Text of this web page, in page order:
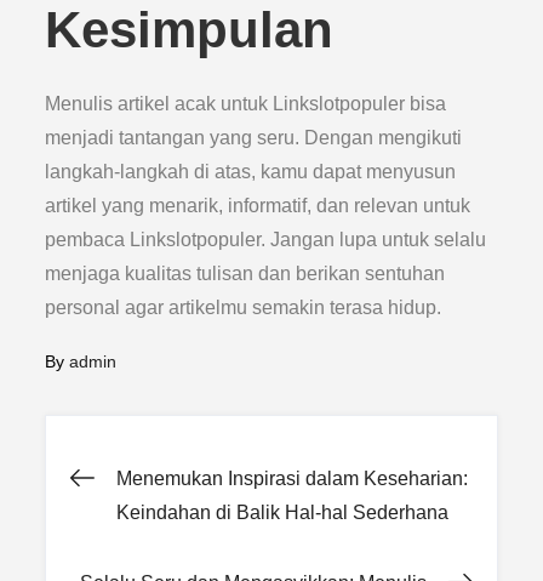
Kesimpulan
Menulis artikel acak untuk Linkslotpopuler bisa
menjadi tantangan yang seru. Dengan mengikuti
langkah-langkah di atas, kamu dapat menyusun
artikel yang menarik, informatif, dan relevan untuk
pembaca Linkslotpopuler. Jangan lupa untuk selalu
menjaga kualitas tulisan dan berikan sentuhan
personal agar artikelmu semakin terasa hidup.
Byadmin
Post
Menemukan Inspirasi dalam Keseharian:
Keindahan di Balik Hal-hal Sederhana